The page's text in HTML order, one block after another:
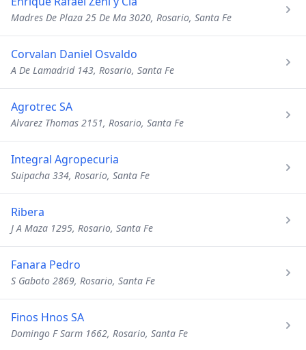
Madres De Plaza 25 De Ma 3020, Rosario, Santa Fe
Corvalan Daniel Osvaldo
A De Lamadrid 143, Rosario, Santa Fe
Agrotrec SA
Alvarez Thomas 2151, Rosario, Santa Fe
Integral Agropecuria
Suipacha 334, Rosario, Santa Fe
Ribera
J A Maza 1295, Rosario, Santa Fe
Fanara Pedro
S Gaboto 2869, Rosario, Santa Fe
Finos Hnos SA
Domingo F Sarm 1662, Rosario, Santa Fe